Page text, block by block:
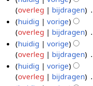
k
i
n
g
s
s
a
m
e
r
k
i
n
g
s
s
0
e
w
e
r
k
i
n
g
n
b
e
w
e
r
k
i
e
e
n
b
e
w
e
r
o
0
overleg
bijdragen
G
e
e
n
b
e
w
huidig vorige
overleg
bijdragen
G
e
e
n
o
huidig vorige
overleg
bijdragen
G
e
huidig vorige
overleg
bijdragen